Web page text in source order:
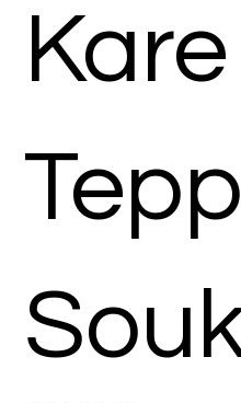
Kare